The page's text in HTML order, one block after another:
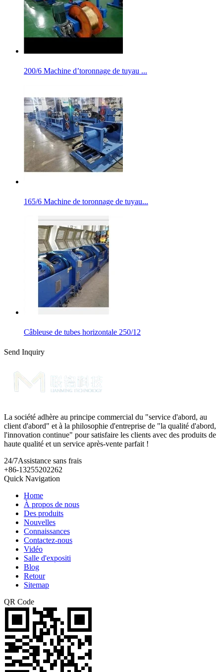
200/6 Machine d’toronnage de tuyau ...
165/6 Machine de toronnage de tuyau...
Câbleuse de tubes horizontale 250/12
Send Inquiry
La société adhère au principe commercial du "service d'abord, au
client d'abord" et à la philosophie d'entreprise de "la qualité d'abord,
l'innovation continue" pour satisfaire les clients avec des produits de
haute qualité et un service après-vente parfait !
24/7Assistance sans frais
+86-13255202262
Quick Navigation
Home
À propos de nous
Des produits
Nouvelles
Connaissances
Contactez-nous
Vidéo
Salle d'expositi
Blog
Retour
Sitemap
QR Code